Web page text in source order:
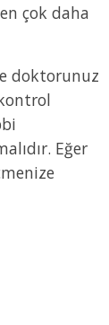
çok daha
doktorunuz
Eğer